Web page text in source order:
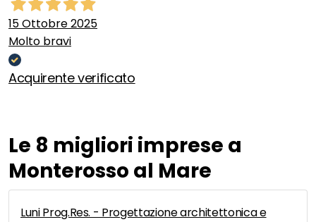
15 Ottobre 2025
Molto bravi
Acquirente verificato
Le 8 migliori imprese a
Monterosso al Mare
Luni Prog.Res. - Progettazione architettonica e